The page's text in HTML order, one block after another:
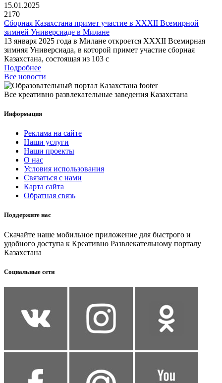
15.01.2025
2170
Сборная Казахстана примет участие в XXXII Всемирной
зимней Универсиаде в Милане
13 января 2025 года в Милане откроется XXXII Всемирная
зимняя Универсиада, в которой примет участие сборная
Казахстана, состоящая из 103 с
Подробнее
Все новости
Все креативно развлекательные заведения Казахстана
Информация
Реклама на сайте
Наши услуги
Наши проекты
О нас
Условия использования
Связаться с нами
Карта сайта
Обратная связь
Поддержите нас
Скачайте наше мобильное приложение для быстрого и
удобного доступа к Креативно Развлекательному порталу
Казахстана
Социальные сети